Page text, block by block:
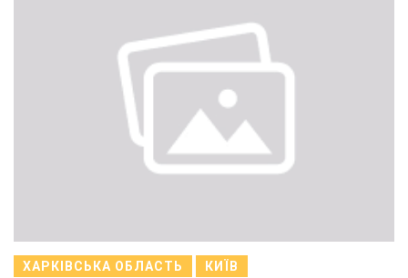
ХАРКІВСЬКА ОБЛАСТЬ КИЇВ